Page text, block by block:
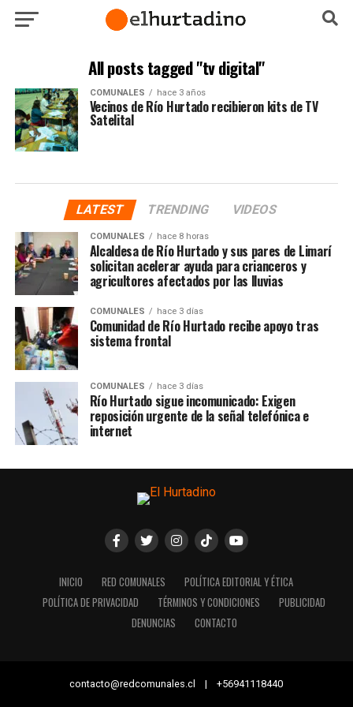
All posts tagged "tv digital"
COMUNALES hace 3 años
Vecinos de Río Hurtado recibieron kits de TV
Satelital
LATEST TRENDING VIDEOS
COMUNALES hace 8 horas
Alcaldesa de Río Hurtado y sus pares de Limarí
solicitan acelerar ayuda para crianceros y
agricultores afectados por las lluvias
COMUNALES hace 3 días
Comunidad de Río Hurtado recibe apoyo tras
sistema frontal
COMUNALES hace 3 días
Río Hurtado sigue incomunicado: Exigen
reposición urgente de la señal telefónica e
internet
INICIO RED COMUNALES
POLÍTICA EDITORIAL Y ÉTICA
POLÍTICA DE PRIVACIDAD
TÉRMINOS Y CONDICIONES
PUBLICIDAD
DENUNCIAS
CONTACTO
contacto@redcomunales.cl | +56941118440